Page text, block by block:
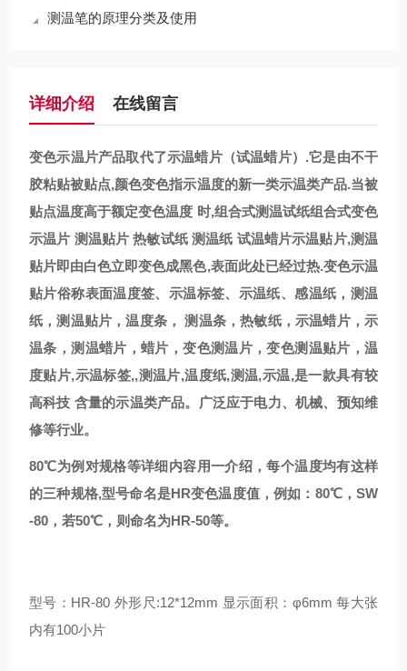
测温笔的原理分类及使用
详细介绍 在线留言
变色示温片产品取代了示温蜡片（试温蜡片）.它是由不干
胶粘贴被贴点,颜色变色指示温度的新一类示温类产品.当被
贴点温度高于额定变色温度 时,组合式测温试纸组合式变色
示温片 测温贴片 热敏试纸 测温纸 试温蜡片示温贴片,测温
贴片即由白色立即变色成黑色,表面此处已经过热.变色示温
贴片俗称表面温度签、示温标签、示温纸、感温纸，测温
纸，测温贴片，温度条， 测温条，热敏纸，示温蜡片，示
温条，测温蜡片，蜡片，变色测温片，变色测温贴片，温
度贴片,示温标签,,测温片,温度纸,测温,示温,是一款具有较
高科技 含量的示温类产品。广泛应于电力、机械、预知维
修等行业。
80℃为例对规格等详细内容用一介绍，每个温度均有这样
的三种规格,型号命名是HR变色温度值，例如：80℃，SW
-80，若50℃，则命名为HR-50等。
型号：HR-80 外形尺:12*12mm 显示面积：φ6mm 每大张
内有100小片